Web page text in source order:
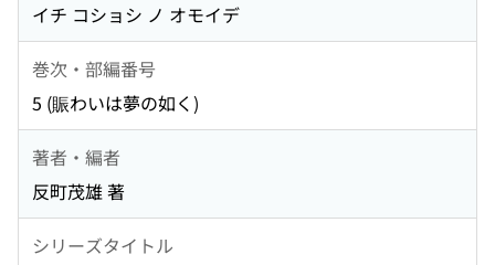
イチ コショシ ノ オモイデ
巻次・部編番号
5 (賑わいは夢の如く)
著者・編者
反町茂雄 著
シリーズタイトル